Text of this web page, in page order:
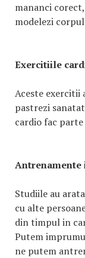
mananci
modelezi
Exercitiile
Aceste exercitii
pastrezi
cardio fac
Antrenamente
Studiile au
cu alte
din timpul in
Putem
ne putem